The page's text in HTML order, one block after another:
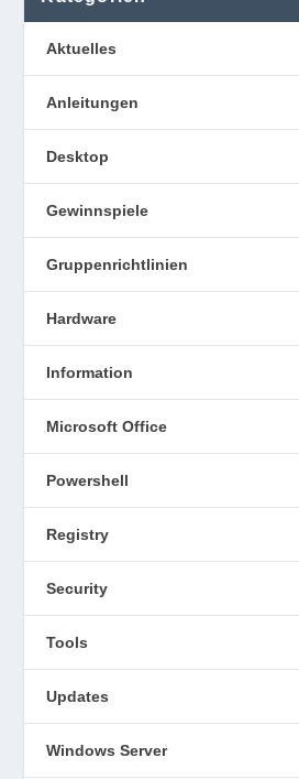
Aktuelles
Anleitungen
Desktop
Gewinnspiele
Gruppenrichtlinien
Hardware
Information
Microsoft Office
Powershell
Registry
Security
Tools
Updates
Windows Server